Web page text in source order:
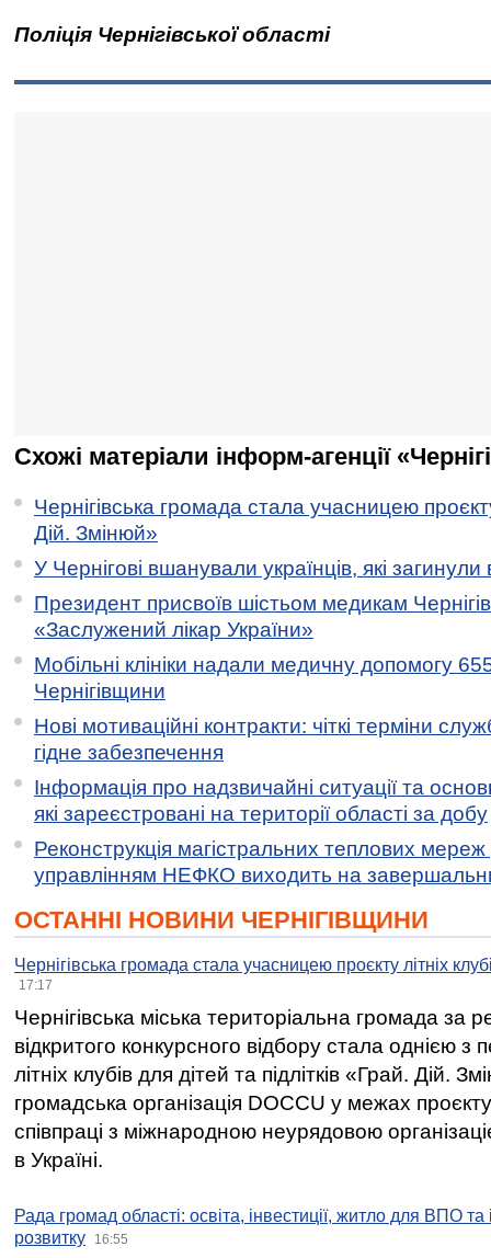
Поліція Чернігівської області
Схожі матеріали інформ-агенції
Чернігівська громада стала учасницею
Дій. Змінюй»
У Чернігові вшанували українців, які загинули
Президент присвоїв шістьом медикам
«Заслужений лікар України»
Мобільні клініки надали медичну допомогу
Чернігівщини
Нові мотиваційні контракти: чіткі терміни
гідне забезпечення
Інформація про надзвичайні ситуації та
які зареєстровані на території області за добу
Реконструкція магістральних теплових мереж
управлінням НЕФКО виходить на
ОСТАННІ НОВИНИ ЧЕРНІГІВЩИНИ
Чернігівська громада стала учасницею проєкту літніх
17:17
Чернігівська міська територіальна громада за
відкритого конкурсного відбору стала однією
літніх клубів для дітей та підлітків «Грай. Дій.
громадська організація DOCCU у межах
співпраці з міжнародною неурядовою
в Україні.
Рада громад області: освіта, інвестиції, житло для ВПО
розвитку
16:55